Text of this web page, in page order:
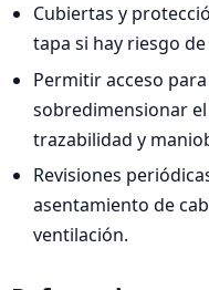
Cubiertas y
tapa si hay riesgo
Permitir acceso
sobredimensionar
trazabilidad y
Revisiones
asentamiento de
ventilación.